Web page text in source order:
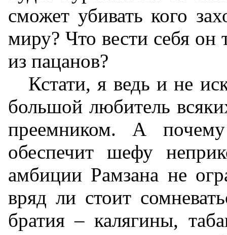
сможет убивать кого
миру? Что вести себя он
из пацанов?
Кстати, я ведь и не
большой любитель
преемником. А
обеспечит шефу
амбиции Рамзана не
вряд ли стоит
братия – калягины,